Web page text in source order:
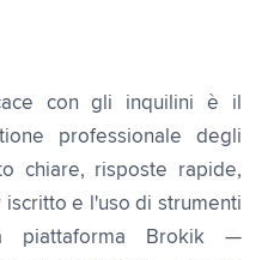
con gli inquilini è il
professionale degli
chiare, risposte rapide,
e l'uso di strumenti
Brokik —